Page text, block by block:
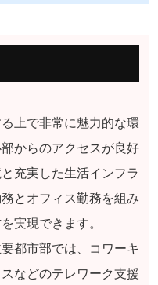
上で非常に魅力的な環
からのアクセスが良好
充実した生活インフラ
とオフィス勤務を組み
実現できます。
都市部では、コワーキ
などのテレワーク支援